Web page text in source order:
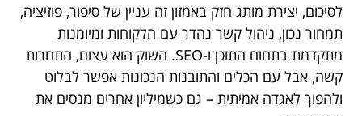
לסיכום, יצירת מותג חזק באמזון זה עניין של סיפור, פוזיציה,
תמחור נכון, ניהול קשר נהדר עם הלקוחות ומיומנות
מתקדמת בתחום התוכן ו-SEO. השוק הוא עצום, התחרות
קשה, אבל עם הכלים והתובנות הנכונות אפשר לבלוט
ולהפוך לאגדה אמיתית – גם כשמיליון אחרים מנסים את